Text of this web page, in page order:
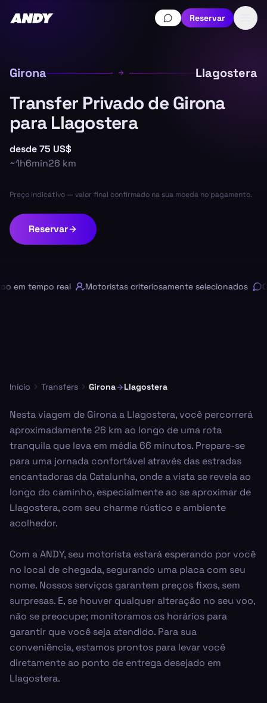
Reservar
Girona Llagostera
Transfer Privado de Girona
para Llagostera
desde75 US$
~1h6min26 km
Preço indicativo — valor final confirmado na sua moeda no pagamento.
Reservar
em tempo real Motoristas criteriosamente selecionados
Início Transfers Girona Llagostera
Nesta viagem de Girona a Llagostera, você percorrerá
aproximadamente 26 km ao longo de uma rota
tranquila que leva em média 66 minutos. Prepare-se
para uma jornada confortável através das estradas
encantadoras da Catalunha, onde a vista se revela ao
longo do caminho, especialmente ao se aproximar de
Llagostera, com seu charme rústico e ambiente
acolhedor.
Com a ANDY, seu motorista estará esperando por você
no local de chegada, segurando uma placa com seu
nome. Nossos serviços garantem preços fixos, sem
surpresas. E, se houver qualquer alteração no seu voo,
não se preocupe; monitoramos os horários para
garantir que você seja atendido. Para sua
conveniência, estamos prontos para levar você
diretamente ao ponto de entrega desejado em
Llagostera.